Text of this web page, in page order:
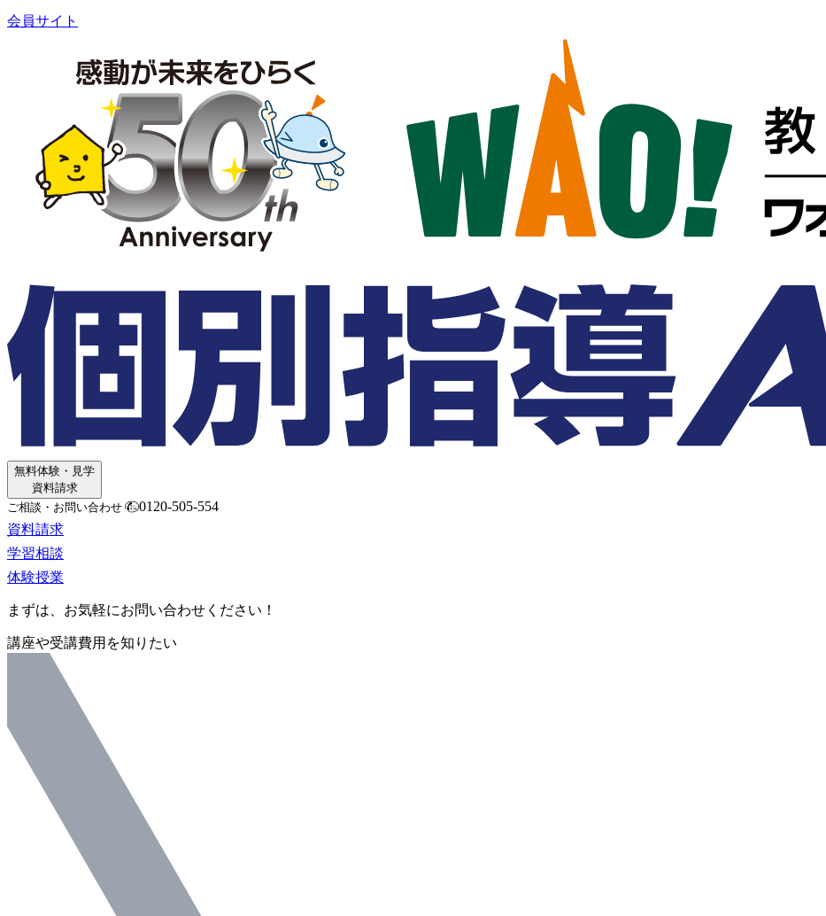
会員サイト
無料体験・見学
資料請求
ご相談・お問い合わせ
0120-505-554
資料請求
学習相談
体験授業
まずは、お気軽にお問い合わせください！
講座や受講費用を知りたい